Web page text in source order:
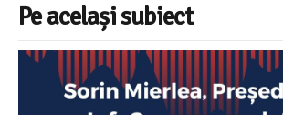
Pe același subiect